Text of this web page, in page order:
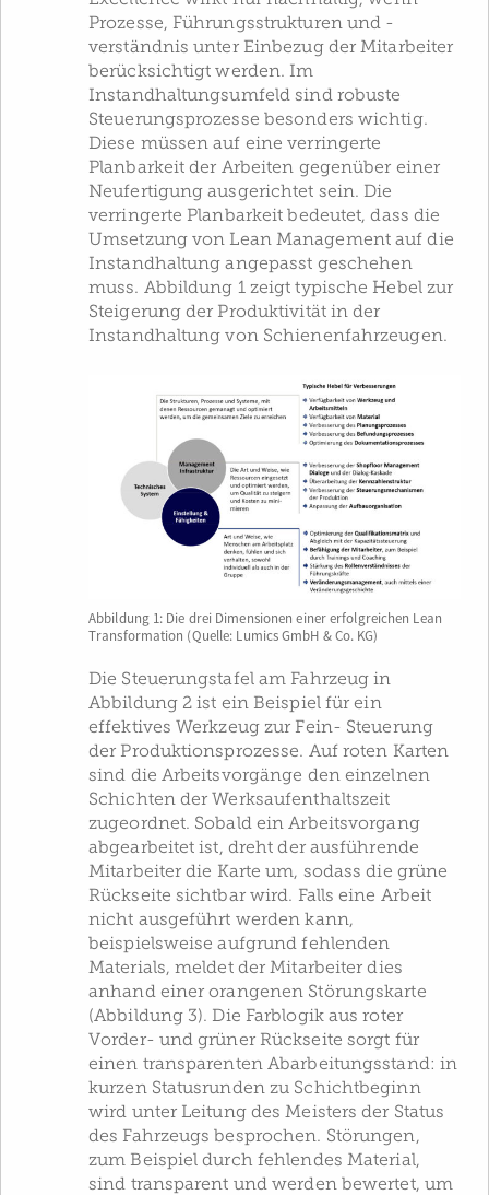
Prozesse, Führungsstrukturen und -
verständnis unter Einbezug der Mitarbeiter
berücksichtigt werden. Im
Instandhaltungsumfeld sind robuste
Steuerungsprozesse besonders wichtig.
Diese müssen auf eine verringerte
Planbarkeit der Arbeiten gegenüber einer
Neufertigung ausgerichtet sein. Die
verringerte Planbarkeit bedeutet, dass die
Umsetzung von Lean Management auf die
Instandhaltung angepasst geschehen
muss. Abbildung 1 zeigt typische Hebel zur
Steigerung der Produktivität in der
Instandhaltung von Schienenfahrzeugen.
Abbildung 1: Die drei Dimensionen einer erfolgreichen Lean
Transformation (Quelle: Lumics GmbH & Co. KG)
Die Steuerungstafel am Fahrzeug in
Abbildung 2 ist ein Beispiel für ein
effektives Werkzeug zur Fein- Steuerung
der Produktionsprozesse. Auf roten Karten
sind die Arbeitsvorgänge den einzelnen
Schichten der Werksaufenthaltszeit
zugeordnet. Sobald ein Arbeitsvorgang
abgearbeitet ist, dreht der ausführende
Mitarbeiter die Karte um, sodass die grüne
Rückseite sichtbar wird. Falls eine Arbeit
nicht ausgeführt werden kann,
beispielsweise aufgrund fehlenden
Materials, meldet der Mitarbeiter dies
anhand einer orangenen Störungskarte
(Abbildung 3). Die Farblogik aus roter
Vorder- und grüner Rückseite sorgt für
einen transparenten Abarbeitungsstand: in
kurzen Statusrunden zu Schichtbeginn
wird unter Leitung des Meisters der Status
des Fahrzeugs besprochen. Störungen,
zum Beispiel durch fehlendes Material,
sind transparent und werden bewertet, um